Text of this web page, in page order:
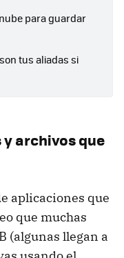
para guardar
tus aliadas si
archivos que
aplicaciones que
que muchas
(algunas llegan a